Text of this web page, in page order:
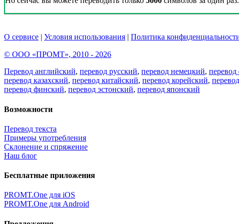
О сервисе | Условия использования | Политика
© ООО «ПРОМТ», 2010 - 2026
Перевод английский, перевод русский, перевод немецкий, перевод
перевод казахский, перевод китайский, перевод корейский,
перевод финский, перевод эстонский, перевод японский
Возможности
Перевод текста
Примеры употребления
Склонение и спряжение
Наш блог
Бесплатные приложения
PROMT.One для iOS
PROMT.One для Android